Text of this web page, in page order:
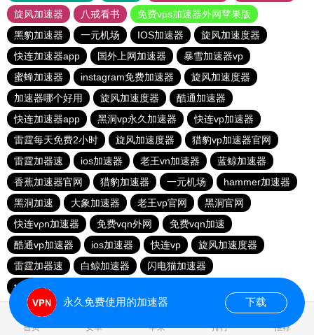
旋风加速器
八戒看书
免费vps加速器外网苹果版
黑豹加速器
一元机场 IOS加速器
旋风加速度器
快连加速器app
国外上网加速器
暴雪加速器vp
蜜蜂加速器
instagram免费加速器
旋风加速度器
加速器哪个好用
旋风加速度器
酷通加速器
快连加速器app
黑洞vp永久加速器
快连vp加速器
雷霆每天免费2小时
旋风加速度器
猎豹vp加速器官网
雷霆加器速
ios加速器 老王vn加速器
蓝鲸加速器
香蕉加速器官网
猎豹加速器 一元机场
hammer加速器
黑洞加速
大象加速器 老王vp官网
黑洞官网
快连vρn加速器
免费vqn外网
免费vqn加速
酷通vp加速器
ios加速器 快连vp
旋风加速度器
雷霆加器速
白鲸加速器
闪电猫加速器
telegeram苹果加速器
首页 安卓 苹果 排行 推荐
永久免费使用的加速器 下载
2.980322s